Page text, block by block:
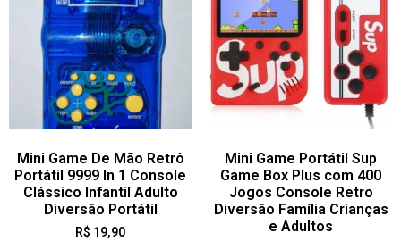
Mini Game De Mão Retrô
Portátil 9999 In 1 Console
Clássico Infantil Adulto
Diversão Portátil
R$ 19,90
Mini Game Portátil Sup
Game Box Plus com 400
Jogos Console Retro
Diversão Família Crianças
e Adultos